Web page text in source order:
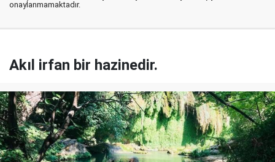
onaylanmamaktadır.
Akıl irfan bir hazinedir.